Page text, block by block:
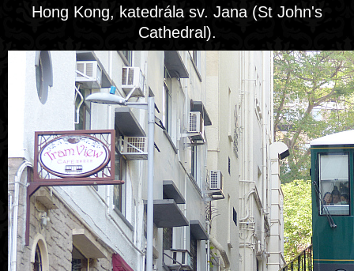
Hong Kong, katedrála sv. Jana (St John's
Cathedral).